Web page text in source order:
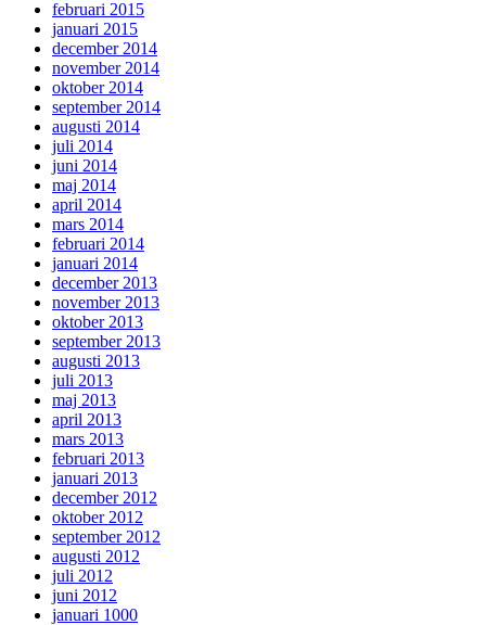
februari 2015
januari 2015
december 2014
november 2014
oktober 2014
september 2014
augusti 2014
juli 2014
juni 2014
maj 2014
april 2014
mars 2014
februari 2014
januari 2014
december 2013
november 2013
oktober 2013
september 2013
augusti 2013
juli 2013
maj 2013
april 2013
mars 2013
februari 2013
januari 2013
december 2012
oktober 2012
september 2012
augusti 2012
juli 2012
juni 2012
januari 1000